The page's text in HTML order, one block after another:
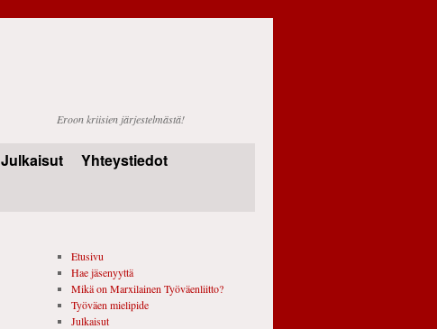
Eroon kriisien järjestelmästä!
Julkaisut
Yhteystiedot
Etusivu
Hae jäsenyyttä
Mikä on Marxilainen Työväenliitto?
Työväen mielipide
Julkaisut